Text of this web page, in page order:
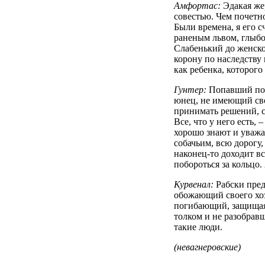
Амфортас: Эдакая
совестью. Чем
Были времена, я его
раненым львом,
Слабенький до
корону по
как ребенка,
Гунтер: Попавший по
юнец, не имеющий
принимать решений,
Все, что у него есть,
хорошо знают и
собачьим, всю
наконец-то доходит
побороться за
Курвенал: Рабски
обожающий своего
погибающий,
толком и не
такие люди.
(невагнеровские)